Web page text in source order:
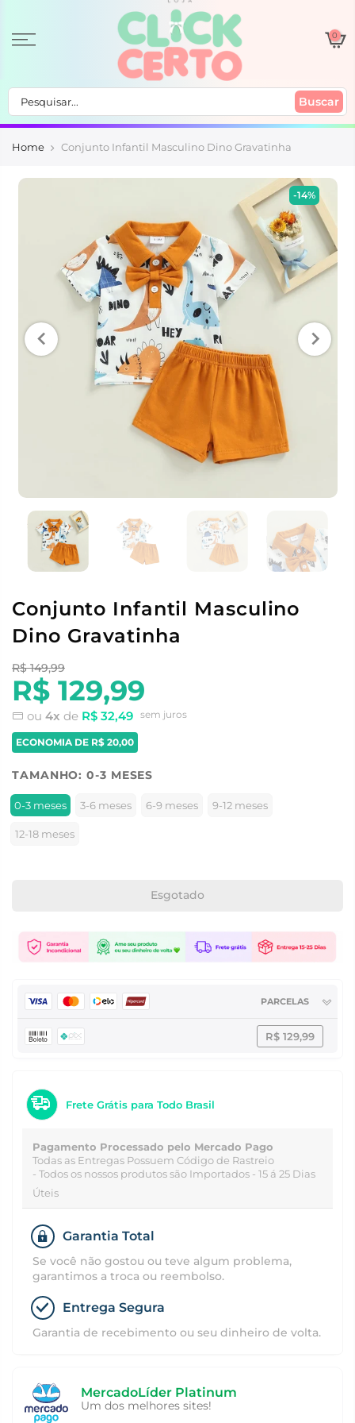
0
Buscar
Home Conjunto Infantil Masculino Dino Gravatinha
-14%
Conjunto Infantil Masculino
Dino Gravatinha
R$ 149,99
R$ 129,99
ou 4x de R$ 32,49 sem juros
ECONOMIA DE R$ 20,00
TAMANHO:0-3 MESES
0-3 meses 3-6 meses 6-9 meses 9-12 meses
12-18 meses
Esgotado
PARCELAS
R$ 129,99
Frete Grátis para Todo Brasil
Pagamento Processado pelo Mercado Pago
Todas as Entregas Possuem Código de Rastreio
- Todos os nossos produtos são Importados - 15 á 25 Dias
Úteis
Garantia Total
Se você não gostou ou teve algum problema,
garantimos a troca ou reembolso.
Entrega Segura
Garantia de recebimento ou seu dinheiro de volta.
MercadoLíder Platinum
Um dos melhores sites!